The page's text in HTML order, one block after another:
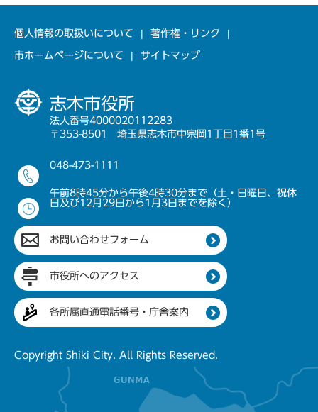
個人情報の取扱いについて 著作権・リンク
市ホームページについて サイトマップ
志木市役所
法人番号4000020112283
〒353-8501 埼玉県志木市中宗岡1丁目1番1号
048-473-1111
午前8時45分から午後4時30分まで（土・日曜日、祝休
日及び12月29日から1月3日までを除く）
お問い合わせフォーム
市役所へのアクセス
各所属直通電話番号・庁舎案内
Copyright Shiki City. All Rights Reserved.